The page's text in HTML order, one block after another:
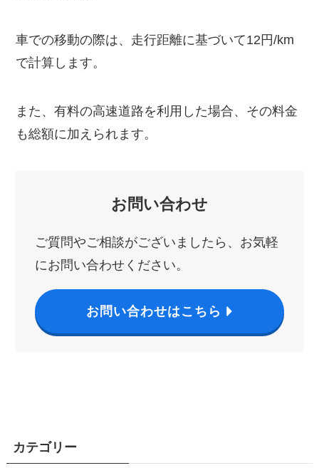
車での移動の際は、走行距離に基づいて12円/km
で計算します。
また、有料の高速道路を利用した場合、その料金
も総額に加えられます。
お問い合わせ
ご質問やご相談がございましたら、お気軽
にお問い合わせください。
お問い合わせはこちら
カテゴリー